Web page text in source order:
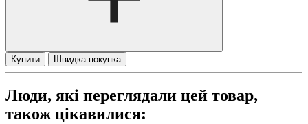
Купити Швидка покупка
Люди, які переглядали цей товар,
також цікавилися: